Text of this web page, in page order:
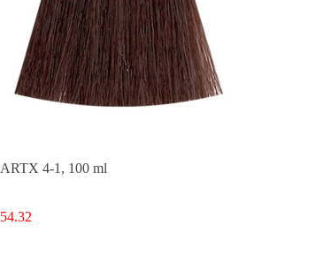
ARTX 4-1, 100 ml
54.32